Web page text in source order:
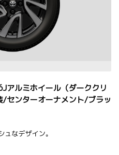
ルミホイール（ダーククリ
/センターオーナメント/ブラッ
なデザイン。